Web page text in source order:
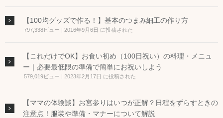
【100均グッズで作る！】基本のつまみ細工の作り方
797,338ビュー | 2016年9月6日 に投稿された
【これだけでOK】お食い初め（100日祝い）の料理・メニュ
ー｜必要最低限の準備で簡単にお祝いしよう
579,019ビュー | 2023年2月17日 に投稿された
【ママの体験談】お宮参りはいつが正解？日程をずらすときの
注意点！服装や準備・マナーについて解説